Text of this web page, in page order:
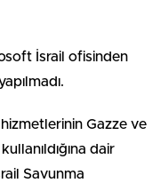
İsrail ofisinden
Gazze ve
dair
Savunma